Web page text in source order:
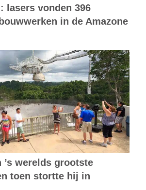
lasers vonden 396
in de Amazone
’s werelds grootste
toen stortte hij in